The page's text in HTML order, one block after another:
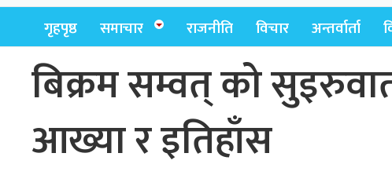
गृहपृष्ठ समाचार राजनीति विचार अन्तर्वार्ता
बिक्रम सम्वत् को
आख्या र इतिहाँस